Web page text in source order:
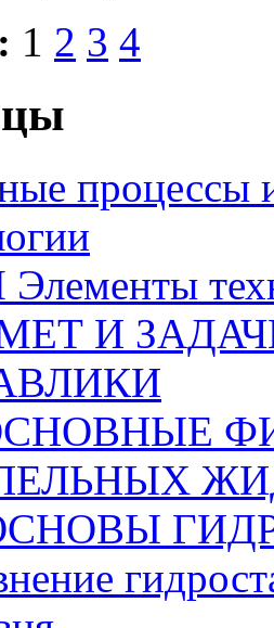
1 2 3 4
процессы
Элементы
И